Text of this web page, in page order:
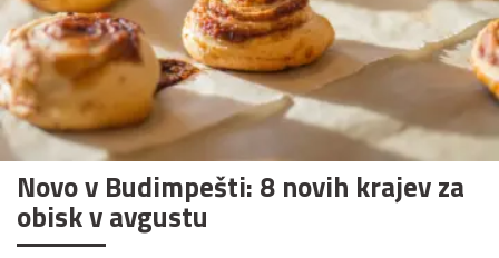
Novo v Budimpešti: 8 novih krajev za
obisk v avgustu